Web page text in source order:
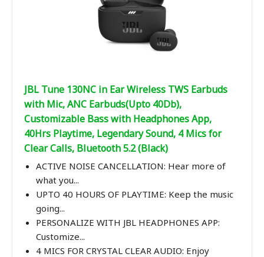
JBL Tune 130NC in Ear Wireless TWS Earbuds
with Mic, ANC Earbuds(Upto 40Db),
Customizable Bass with Headphones App,
40Hrs Playtime, Legendary Sound, 4 Mics for
Clear Calls, Bluetooth 5.2 (Black)
ACTIVE NOISE CANCELLATION: Hear more of
what you...
UPTO 40 HOURS OF PLAYTIME: Keep the music
going...
PERSONALIZE WITH JBL HEADPHONES APP:
Customize...
4 MICS FOR CRYSTAL CLEAR AUDIO: Enjoy